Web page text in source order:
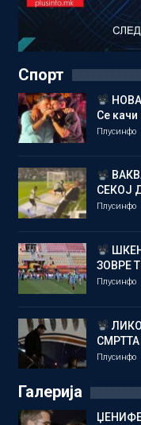
Спорт
Се качи
Плусинфо
СЕКОЈ
Плусинфо
ЗОВРЕ
Плусинфо
Плусинфо
Галерија